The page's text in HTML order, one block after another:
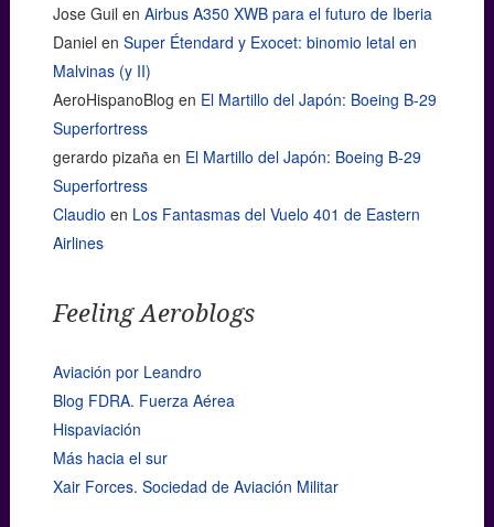
Jose Guil en Airbus A350 XWB para el futuro de Iberia
Daniel en Super Étendard y Exocet: binomio letal en
Malvinas (y II)
AeroHispanoBlog en El Martillo del Japón: Boeing B-29
Superfortress
gerardo pizaña en El Martillo del Japón: Boeing B-29
Superfortress
Claudio en Los Fantasmas del Vuelo 401 de Eastern
Airlines
Feeling Aeroblogs
Aviación por Leandro
Blog FDRA. Fuerza Aérea
Hispaviación
Más hacia el sur
Xair Forces. Sociedad de Aviación Militar